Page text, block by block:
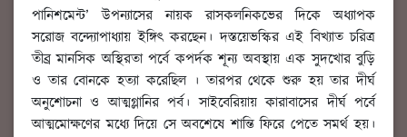
পানিশমেন্ট’ উপন্যাসের নায়ক রাসকলনিকভের দিকে অধ্যাপক
সরোজ বন্দ্যোপাধ্যায় ইঙ্গিৎ করছেন। দস্তয়েভস্কির এই বিখ্যাত চরিত্র
তীব্র মানসিক অস্থিরতা পর্বে কপর্দক শূন্য অবস্থায় এক সুদখোর বুড়ি
ও তার বোনকে হত্যা করেছিল । তারপর থেকে শুরু হয় তার দীর্ঘ
অনুশোচনা ও আত্মগ্লানির পর্ব। সাইবেরিয়ায় কারাবাসের দীর্ঘ পর্বে
আত্মমোক্ষণের মধ্যে দিয়ে সে অবশেষে শান্তি ফিরে পেতে সমর্থ হয়।